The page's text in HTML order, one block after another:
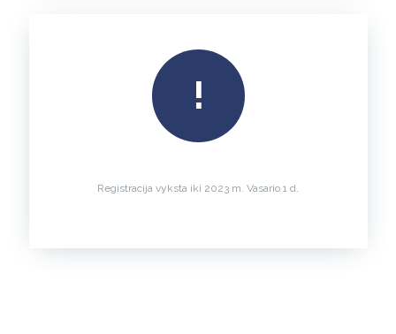
!
Registracija vyksta iki 2023 m. Vasario 1 d.